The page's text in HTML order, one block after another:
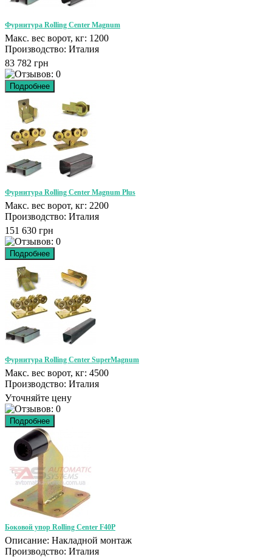
Фурнитура Rolling Center Magnum
Макс. вес ворот, кг: 1200
Производство: Италия
83 782 грн
Фурнитура Rolling Center Magnum Plus
Макс. вес ворот, кг: 2200
Производство: Италия
151 630 грн
Фурнитура Rolling Center SuperMagnum
Макс. вес ворот, кг: 4500
Производство: Италия
Уточняйте цену
Боковой упор Rolling Center F40P
Описание: Накладной монтаж
Производство: Италия